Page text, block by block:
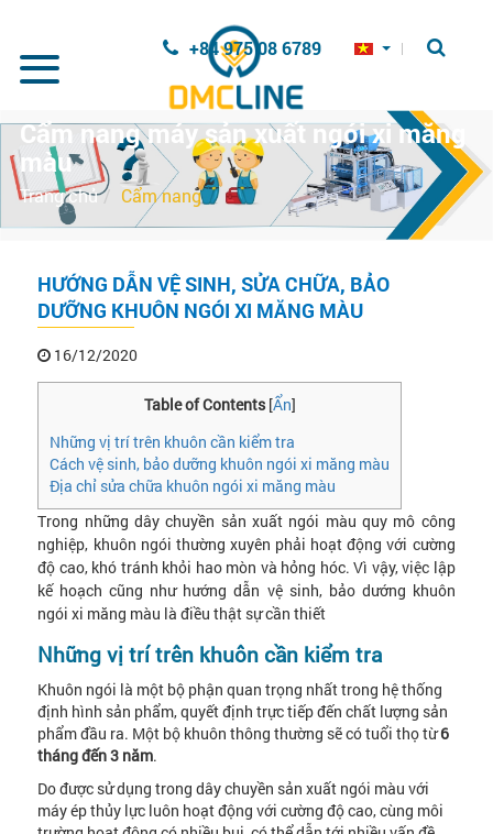
+84 975 08 6789
Cẩm nang máy sản xuất ngói xi măng
màu
Trang chủ Cẩm nang
HƯỚNG DẪN VỆ SINH, SỬA CHỮA, BẢO
DƯỠNG KHUÔN NGÓI XI MĂNG MÀU
16/12/2020
Table of Contents[Ẩn]
Những vị trí trên khuôn cần kiểm tra
Cách vệ sinh, bảo dưỡng khuôn ngói xi măng màu
Địa chỉ sửa chữa khuôn ngói xi măng màu
Trong những dây chuyền sản xuất ngói màu quy mô công
nghiệp, khuôn ngói thường xuyên phải hoạt động với cường
độ cao, khó tránh khỏi hao mòn và hỏng hóc. Vì vậy, việc lập
kế hoạch cũng như hướng dẫn vệ sinh, bảo dướng khuôn
ngói xi măng màu là điều thật sự cần thiết
Những vị trí trên khuôn cần kiểm tra
Khuôn ngói là một bộ phận quan trọng nhất trong hệ thống
định hình sản phẩm, quyết định trực tiếp đến chất lượng sản
phẩm đầu ra. Một bộ khuôn thông thường sẽ có tuổi thọ từ6
tháng đến 3 năm.
Do được sử dụng trong dây chuyền sản xuất ngói màu với
máy ép thủy lực luôn hoạt động với cường độ cao, cùng môi